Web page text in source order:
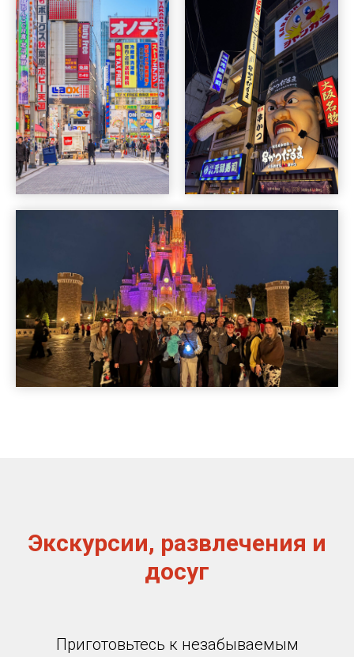
Экскурсии, развлечения и
досуг
Приготовьтесь к незабываемым